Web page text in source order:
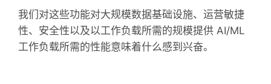
我们对这些功能对大规模数据基础设施、运营敏捷
性、安全性以及以工作负载所需的规模提供 AI/ML
工作负载所需的性能意味着什么感到兴奋。